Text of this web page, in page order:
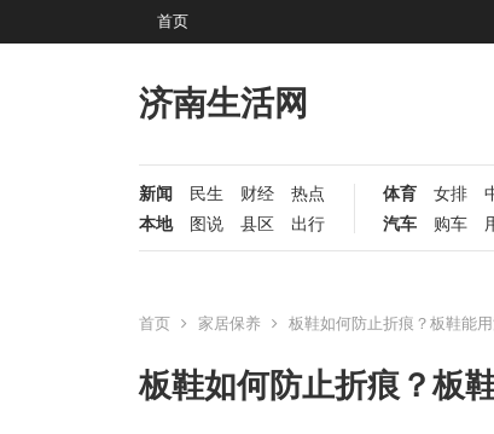
首页
济南生活网
新闻 民生 财经
热点
本地
图说 县区 出行
体育 女排
汽车
购车
首页 家居保养 板鞋如何防止折痕？板鞋能
板鞋如何防止折痕？板